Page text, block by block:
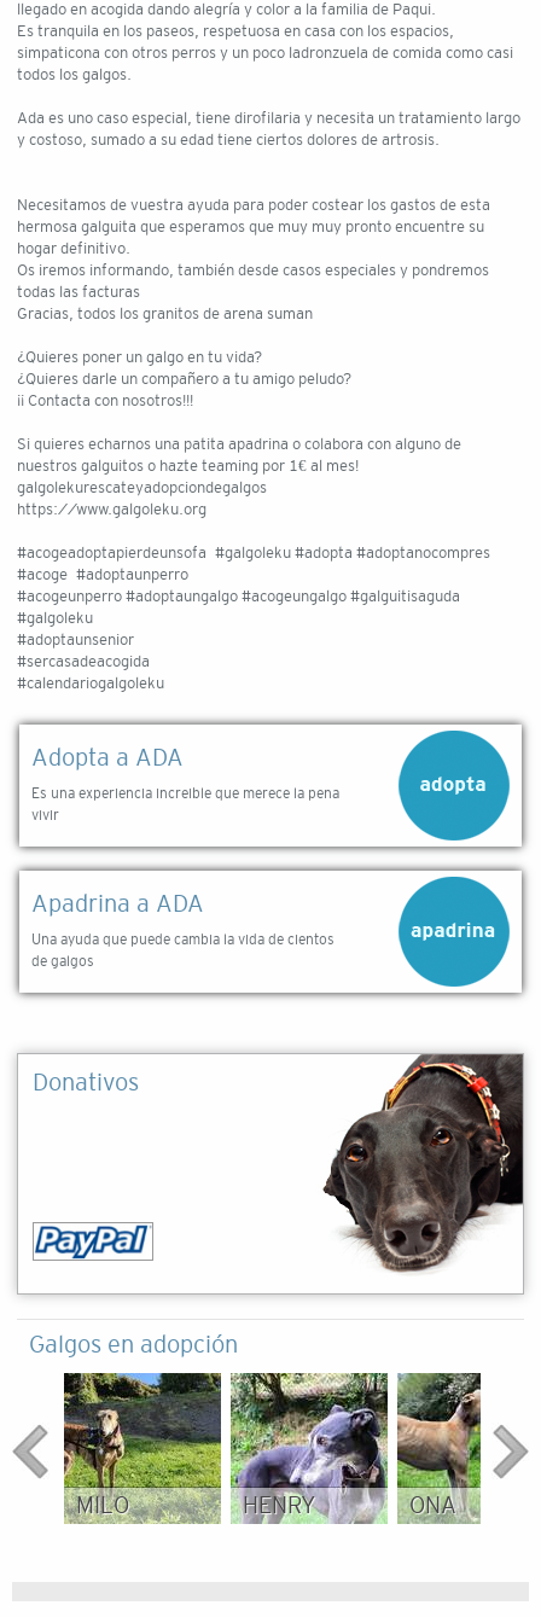
llegado en acogida dando alegría y color a la familia de Paqui.
Es tranquila en los paseos, respetuosa en casa con los espacios,
simpaticona con otros perros y un poco ladronzuela de comida como casi
todos los galgos.
Ada es uno caso especial, tiene dirofilaria y necesita un tratamiento largo
y costoso, sumado a su edad tiene ciertos dolores de artrosis.
Necesitamos de vuestra ayuda para poder costear los gastos de esta
hermosa galguita que esperamos que muy muy pronto encuentre su
hogar definitivo.
Os iremos informando, también desde casos especiales y pondremos
todas las facturas
Gracias, todos los granitos de arena suman
¿Quieres poner un galgo en tu vida?
¿Quieres darle un compañero a tu amigo peludo?
¡¡ Contacta con nosotros!!!
Si quieres echarnos una patita apadrina o colabora con alguno de
nuestros galguitos o hazte teaming por 1€ al mes!
galgolekurescateyadopciondegalgos
https://www.galgoleku.org
#acogeadoptapierdeunsofa #galgoleku #adopta #adoptanocompres
#acoge #adoptaunperro
#acogeunperro #adoptaungalgo #acogeungalgo #galguitisaguda
#galgoleku
#adoptaunsenior
#sercasadeacogida
#calendariogalgoleku
Adopta a ADA
Es una experiencia increible que merece la pena
vivir
Apadrina a ADA
Una ayuda que puede cambia la vida de cientos
de galgos
Donativos
Galgos en adopción
MILO HENRY ONA